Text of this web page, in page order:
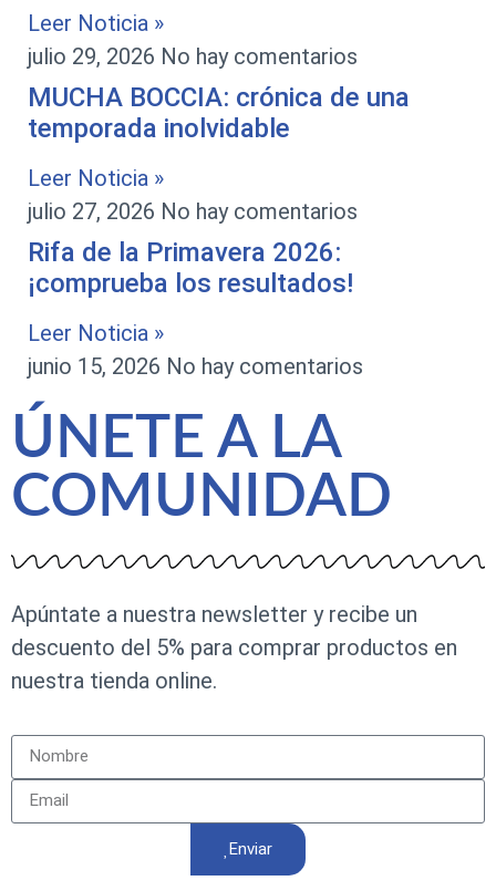
Leer Noticia »
julio 29, 2026 No hay comentarios
MUCHA BOCCIA: crónica de una
temporada inolvidable
Leer Noticia »
julio 27, 2026 No hay comentarios
Rifa de la Primavera 2026:
¡comprueba los resultados!
Leer Noticia »
junio 15, 2026 No hay comentarios
ÚNETE A LA
COMUNIDAD
Apúntate a nuestra newsletter y recibe un
descuento del 5% para comprar productos en
nuestra tienda online.
Enviar